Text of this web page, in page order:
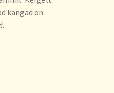
kangad on